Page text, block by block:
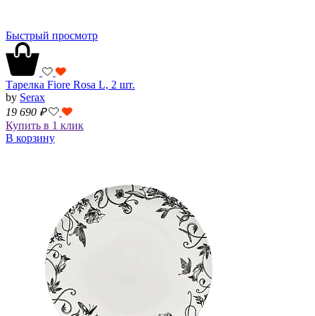
Быстрый просмотр
Тарелка Fiore Rosa L, 2 шт.
by Serax
19 690 ₽
Купить в 1 клик
В корзину